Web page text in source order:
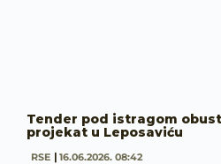
Tender pod istragom
projekat u Leposaviću
RSE 16.06.2026. 08:42